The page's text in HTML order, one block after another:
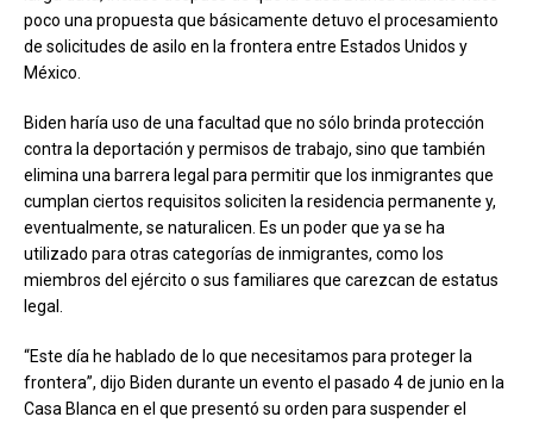
poco una propuesta que básicamente detuvo el procesamiento
de solicitudes de asilo en la frontera entre Estados Unidos y
México.
Biden haría uso de una facultad que no sólo brinda protección
contra la deportación y permisos de trabajo, sino que también
elimina una barrera legal para permitir que los inmigrantes que
cumplan ciertos requisitos soliciten la residencia permanente y,
eventualmente, se naturalicen. Es un poder que ya se ha
utilizado para otras categorías de inmigrantes, como los
miembros del ejército o sus familiares que carezcan de estatus
legal.
“Este día he hablado de lo que necesitamos para proteger la
frontera”, dijo Biden durante un evento el pasado 4 de junio en la
Casa Blanca en el que presentó su orden para suspender el